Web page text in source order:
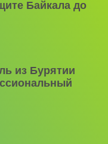
Байкала до
из Бурятии